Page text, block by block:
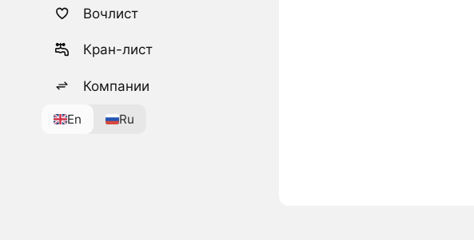
Вочлист
Кран-лист
Компании
En Ru